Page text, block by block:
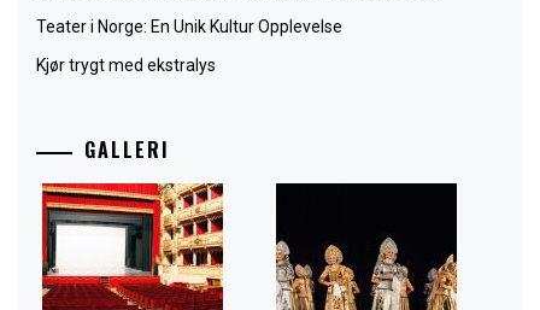
Teater i Norge: En Unik Kultur Opplevelse
Kjør trygt med ekstralys
GALLERI